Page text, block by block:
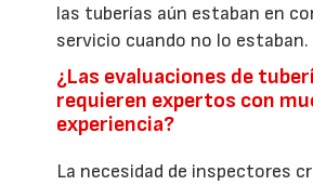
las tuberías aún estaban en
servicio cuando no lo estaban.
¿Las evaluaciones de
requieren expertos con
experiencia?
La necesidad de inspectores